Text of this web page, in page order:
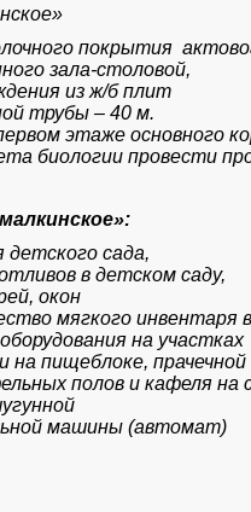
покрытия
зала-столовой,
из ж/б плит
трубы – 40 м.
этаже основного
биологии провести
сада,
в детском саду,
окон
мягкого инвентаря
на участках
на пищеблоке, прачечной
полов и кафеля
машины (автомат)